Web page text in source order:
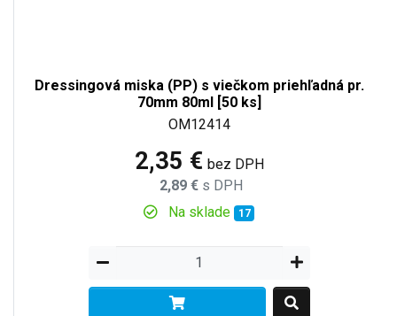
Dressingová miska (PP) s viečkom priehľadná pr.
70mm 80ml [50 ks]
OM12414
2,35 € bez DPH
2,89 € s DPH
Na sklade
17